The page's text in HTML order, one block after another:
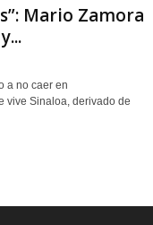
Mario Zamora
a no caer en
vive Sinaloa, derivado de